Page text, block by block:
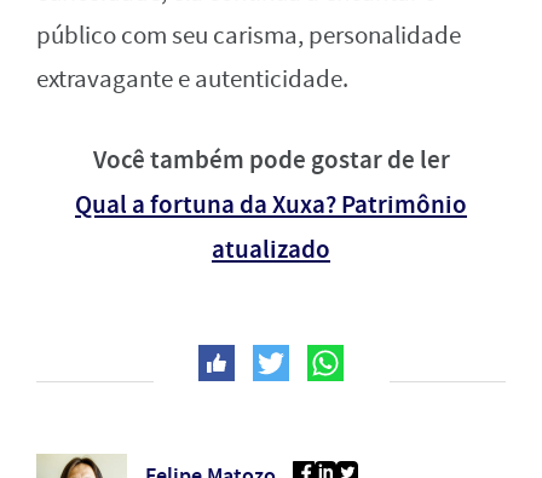
público com seu carisma, personalidade
extravagante e autenticidade.
Você também pode gostar de ler
Qual a fortuna da Xuxa? Patrimônio
atualizado